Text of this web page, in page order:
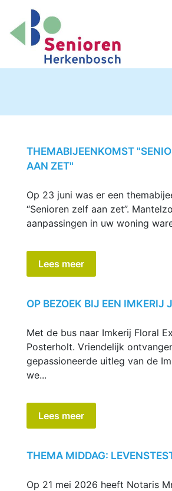
THEMABIJEENKOMST
AAN ZET"
Op 23 juni was er een
“Senioren zelf aan zet”.
aanpassingen in uw woning
Lees meer
OP BEZOEK BIJ EEN IMKERIJ
Met de bus naar Imkerij Floral
Posterholt. Vriendelijk
gepassioneerde uitleg van de
we...
Lees meer
THEMA MIDDAG:
Op 21 mei 2026 heeft Notaris